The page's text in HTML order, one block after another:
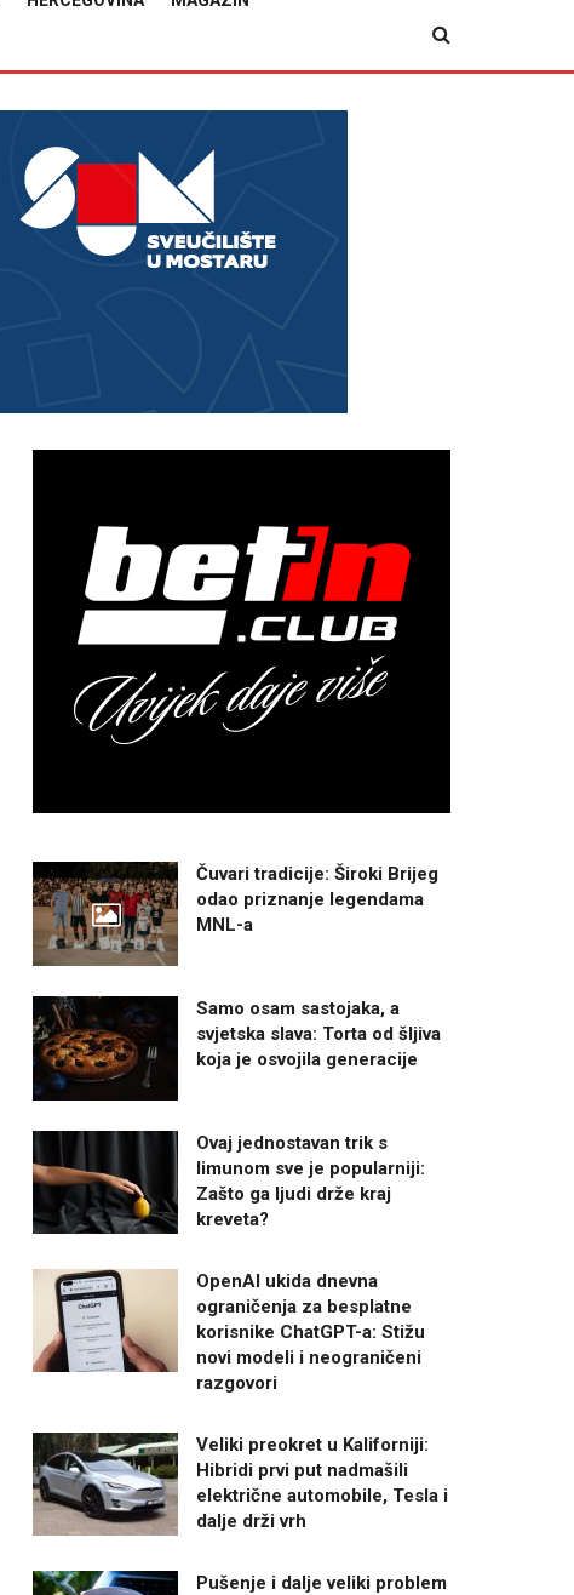
Čuvari tradicije: Široki Brijeg
odao priznanje legendama
MNL-a
Samo osam sastojaka, a
svjetska slava: Torta od šljiva
koja je osvojila generacije
Ovaj jednostavan trik s
limunom sve je popularniji:
Zašto ga ljudi drže kraj
kreveta?
OpenAI ukida dnevna
ograničenja za besplatne
korisnike ChatGPT-a: Stižu
novi modeli i neograničeni
razgovori
Veliki preokret u Kaliforniji:
Hibridi prvi put nadmašili
električne automobile, Tesla i
dalje drži vrh
Pušenje i dalje veliki problem